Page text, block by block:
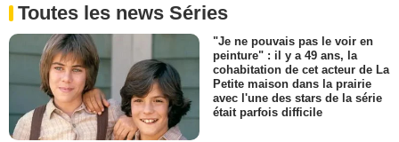
Toutes les news Séries
"Je ne pouvais pas le voir en
peinture" : il y a 49 ans, la
cohabitation de cet acteur de La
Petite maison dans la prairie
avec l'une des stars de la série
était parfois difficile